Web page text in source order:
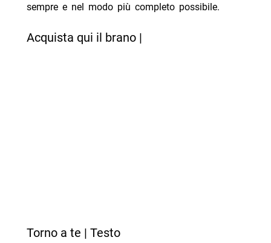
sempre e nel modo più completo possibile.
Acquista qui il brano |
Torno a te | Testo